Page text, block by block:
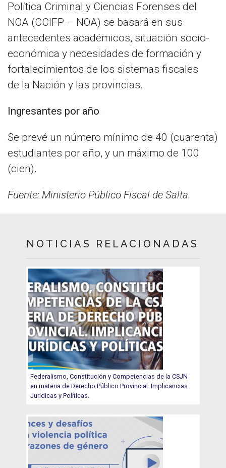
Política Criminal y Ciencias Forenses del
NOA (CCIFP – NOA) se basará en sus
antecedentes académicos, situación socio-
económica y necesidades de formación y
fortalecimientos de los sistemas fiscales
de la Nación y las provincias.
Ingresantes por año
Se prevé un número mínimo de 40 (cuarenta)
estudiantes por año, y un máximo de 100
(cien).
Fuente: Ministerio Público Fiscal de Salta.
NOTICIAS RELACIONADAS
Federalismo, Constitución y Competencias de la CSJN
en materia de Derecho Público Provincial. Implicancias
Jurídicas y Políticas.